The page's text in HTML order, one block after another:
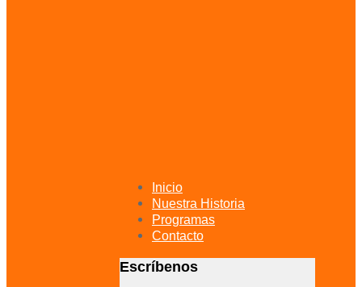
Inicio
Nuestra Historia
Programas
Contacto
Escríbenos